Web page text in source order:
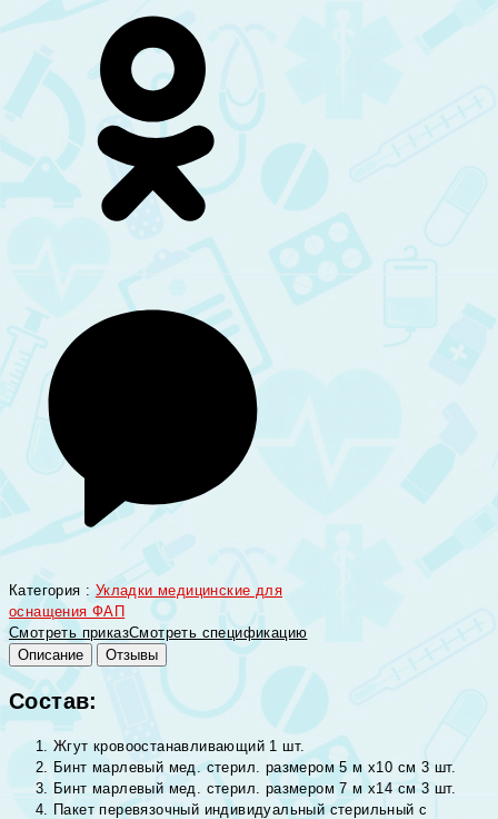
Категория : Укладки медицинские для
оснащения ФАП
Смотреть приказСмотреть спецификацию
Описание
Отзывы
Состав:
Жгут кровоостанавливающий 1 шт.
Бинт марлевый мед. стерил. размером 5 м х10 см 3 шт.
Бинт марлевый мед. стерил. размером 7 м х14 см 3 шт.
Пакет перевязочный индивидуальный стерильный с